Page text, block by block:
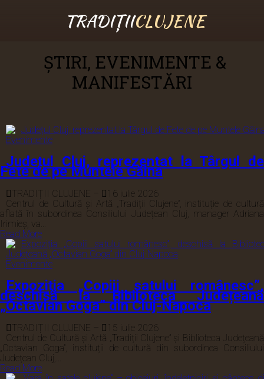
TRADIȚIICLUJENE
ȘTIRI, EVENIMENTE &
MANIFESTĂRI
Evenimente
Județul Cluj, reprezentat la Târgul de
Fete de pe Muntele Găina
TRADIȚII CLUJENE
16 iulie 2026
Centrul de Cultură și Artă „Tradiții Clujene”, instituție de cultură
aflată în subordinea Consiliului Județean Cluj, manager Adriana
Irimieș, va...
Read More
Evenimente
Expoziția „Copiii satului românesc”,
deschisă la Biblioteca Județeană
„Octavian Goga” din Cluj-Napoca
TRADIȚII CLUJENE
15 iulie 2026
Centrul de Cultură și Artă „Tradiții Clujene” și Biblioteca Județeană
„Octavian Goga”, instituții de cultură din subordinea Consiliului
Județean Cluj,...
Read More